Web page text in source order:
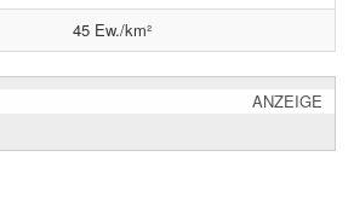
45 Ew./km²
ANZEIGE